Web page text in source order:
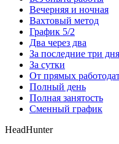
Вечерняя и ночная
Вахтовый метод
График 5/2
Два через два
За последние три дня
За сутки
От прямых
Полный день
Полная занятость
Сменный график
HeadHunter